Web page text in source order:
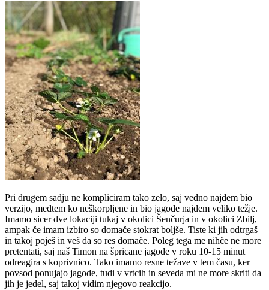
Pri drugem sadju ne kompliciram tako zelo, saj vedno najdem bio
verzijo, medtem ko neškorpljene in bio jagode najdem veliko težje.
Imamo sicer dve lokaciji tukaj v okolici Šenčurja in v okolici Zbilj,
ampak če imam izbiro so domače stokrat boljše. Tiste ki jih odtrgaš
in takoj poješ in veš da so res domače. Poleg tega me nihče ne more
pretentati, saj naš Timon na špricane jagode v roku 10-15 minut
odreagira s koprivnico. Tako imamo resne težave v tem času, ker
povsod ponujajo jagode, tudi v vrtcih in seveda mi ne more skriti da
jih je jedel, saj takoj vidim njegovo reakcijo.